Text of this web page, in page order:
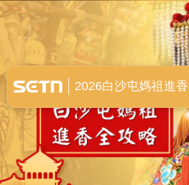
白沙屯媽祖進香全
2026白沙屯媽祖進香